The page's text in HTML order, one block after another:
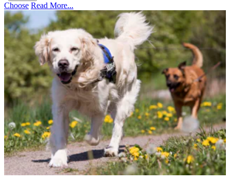
Choose Read More...